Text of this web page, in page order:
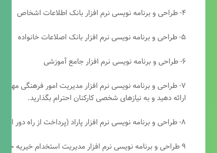
۴- طراحی و برنامه نویسی نرم افزار بانک اطلاعات اشخاص
۵- طراحی و برنامه نویسی نرم افزار بانک اصلاعات خانواده
۶- طراحی و برنامه نویسی نرم افزار جامع آموزشی
۷- طراحی و برنامه نویسی نرم افزار مدیریت امور فرهنگی
ارائه دهید و به نیازهای شخصی کارکنان احترام بگذارید.
۸- طراحی و برنامه نویسی نرم افزار پاراد (پرداخت از راه دور انجمن مددکاری امام زمان(عج))
۹ طراحی و برنامه نویسی نرم افزار مدیریت استخدام خیریه حضرت ابوالفضل (ع)